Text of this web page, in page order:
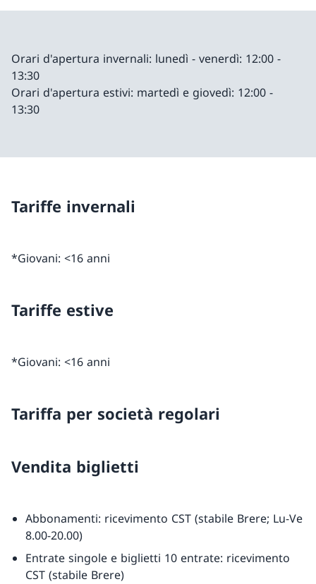
Orari d'apertura invernali: lunedì - venerdì: 12:00 -
13:30
Orari d'apertura estivi: martedì e giovedì: 12:00 -
13:30
Tariffe invernali
*Giovani: <16 anni
Tariffe estive
*Giovani: <16 anni
Tariffa per società regolari
Vendita biglietti
Abbonamenti: ricevimento CST (stabile Brere; Lu-Ve
8.00-20.00)
Entrate singole e biglietti 10 entrate: ricevimento
CST (stabile Brere)